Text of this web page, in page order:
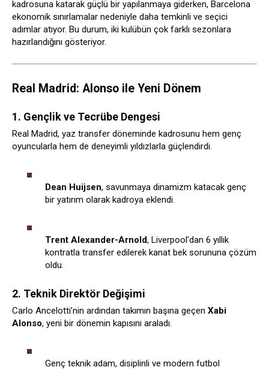
kadrosuna katarak güçlü bir yapılanmaya giderken, Barcelona
ekonomik sınırlamalar nedeniyle daha temkinli ve seçici
adımlar atıyor. Bu durum, iki kulübün çok farklı sezonlara
hazırlandığını gösteriyor.
Real Madrid: Alonso ile Yeni Dönem
1. Gençlik ve Tecrübe Dengesi
Real Madrid, yaz transfer döneminde kadrosunu hem genç
oyuncularla hem de deneyimli yıldızlarla güçlendirdi.
Dean Huijsen, savunmaya dinamizm katacak genç
bir yatırım olarak kadroya eklendi.
Trent Alexander-Arnold, Liverpool’dan 6 yıllık
kontratla transfer edilerek kanat bek sorununa çözüm
oldu.
2. Teknik Direktör Değişimi
Carlo Ancelotti’nin ardından takımın başına geçen Xabi
Alonso, yeni bir dönemin kapısını araladı.
Genç teknik adam, disiplinli ve modern futbol